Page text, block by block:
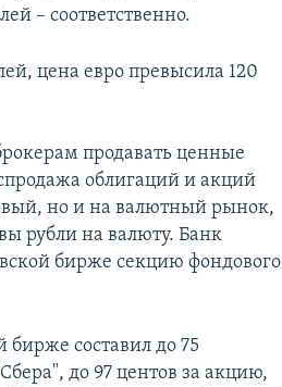
– соответственно.
цена евро превысила 120
продавать ценные
облигаций и акций
но и на валютный рынок,
рубли на валюту. Банк
бирже секцию фондового
составил до 75
до 97 центов за акцию,